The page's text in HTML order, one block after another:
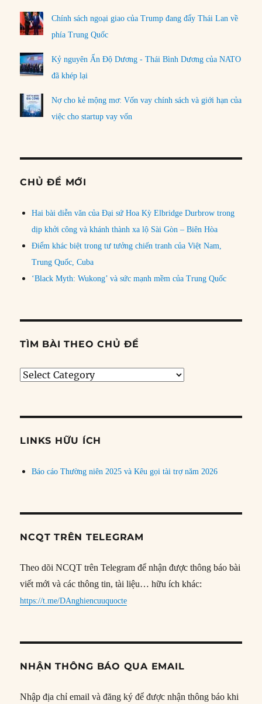
Chính sách ngoại giao của Trump đang đẩy Thái Lan về
phía Trung Quốc
Kỷ nguyên Ấn Độ Dương - Thái Bình Dương của NATO
đã khép lại
Nợ cho kẻ mộng mơ: Vốn vay chính sách và giới hạn của
việc cho startup vay vốn
CHỦ ĐỀ MỚI
Hai bài diễn văn của Đại sứ Hoa Kỳ Elbridge Durbrow trong
dịp khởi công và khánh thành xa lộ Sài Gòn – Biên Hòa
Điểm khác biệt trong tư tưởng chiến tranh của Việt Nam,
Trung Quốc, Cuba
‘Black Myth: Wukong’ và sức mạnh mềm của Trung Quốc
TÌM BÀI THEO CHỦ ĐỀ
Tìm
đề
LINKS HỮU ÍCH
Báo cáo Thường niên 2025 và Kêu gọi tài trợ năm 2026
NCQT TRÊN TELEGRAM
Theo dõi NCQT trên Telegram để nhận được thông báo bài
viết mới và các thông tin, tài liệu… hữu ích khác:
https://t.me/DAnghiencuuquocte
NHẬN THÔNG BÁO QUA EMAIL
Nhập địa chỉ email và đăng ký để được nhận thông báo khi